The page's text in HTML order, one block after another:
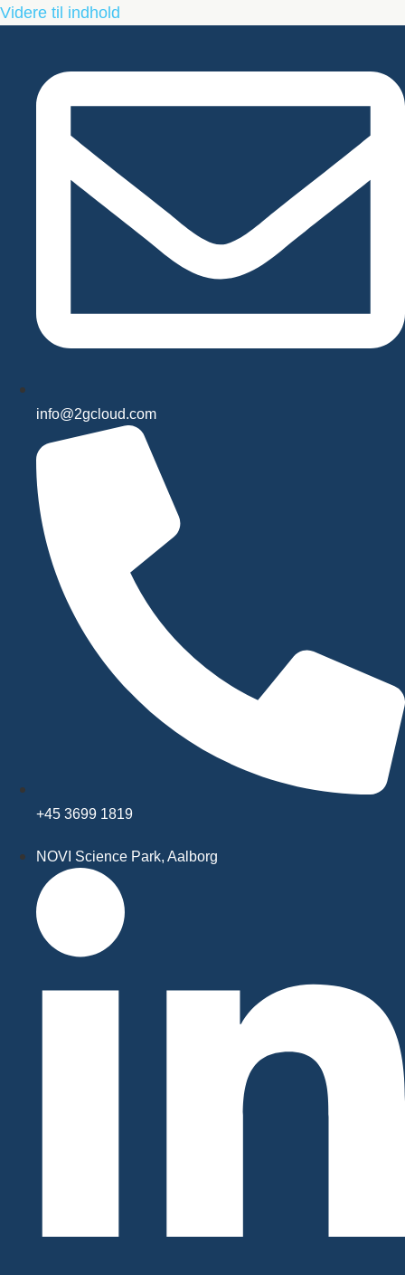
Videre til indhold
info@2gcloud.com
+45 3699 1819
NOVI Science Park, Aalborg